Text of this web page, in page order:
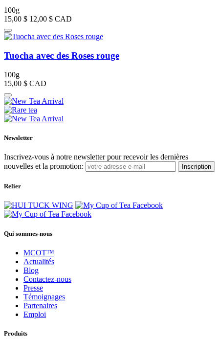
100g
15,00 $ 12,00 $ CAD
Tuocha avec des Roses rouge
100g
15,00 $ CAD
Newsletter
Inscrivez-vous à notre newsletter pour recevoir les dernières
nouvelles et la promotion:
Inscription
Relier
Qui sommes-nous
MCOT™
Actualités
Blog
Contactez-nous
Presse
Témoignages
Partenaires
Emploi
Produits